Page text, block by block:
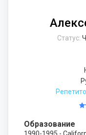
Статус:
Образование